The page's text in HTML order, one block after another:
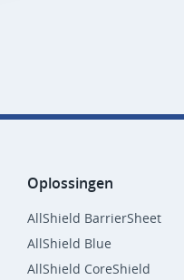
Oplossingen
AllShield BarrierSheet
AllShield Blue
AllShield CoreShield